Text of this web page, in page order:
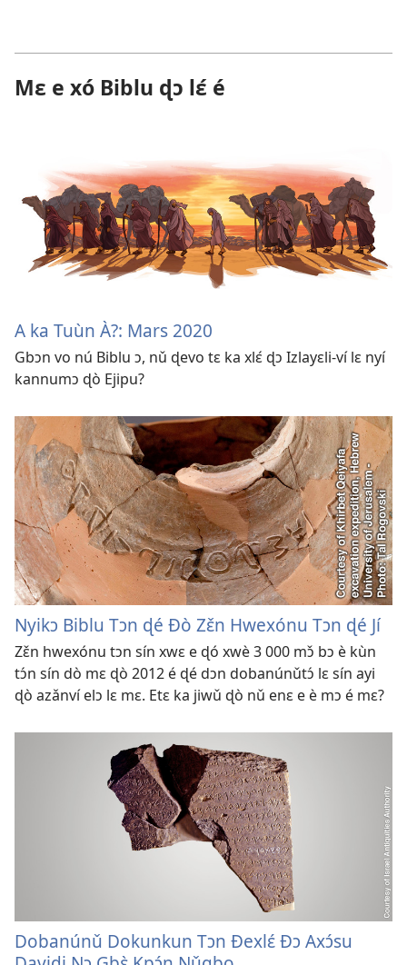
Mɛ e xó Biblu ɖɔ lɛ́ é
A ka Tuùn À?: Mars 2020
Gbɔn vo nú Biblu ɔ, nǔ ɖevo tɛ ka xlɛ́ ɖɔ Izlayɛli-ví lɛ nyí
kannumɔ ɖò Ejipu?
Nyikɔ Biblu Tɔn ɖé Ðò Zɛ̌n Hwexónu Tɔn ɖé Jí
Zɛ̌n hwexónu tɔn sín xwɛ e ɖó xwè 3 000 mɔ̌ bɔ è kùn
tɔ́n sín dò mɛ ɖò 2012 é ɖé dɔn dobanúnǔtɔ́ lɛ sín ayi
ɖò azǎnví elɔ lɛ mɛ. Etɛ ka jiwǔ ɖò nǔ enɛ e è mɔ é mɛ?
Dobanúnǔ Dokunkun Tɔn Ðexlɛ́ Ðɔ Axɔ́su